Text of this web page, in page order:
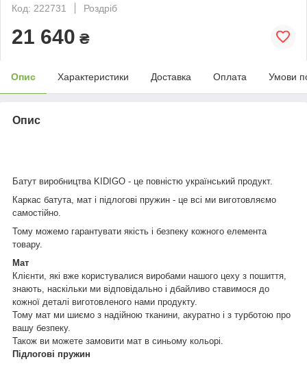
Код: 222731
Роздріб
21 640 ₴
Опис Характеристики Доставка Оплата Умови
Опис
Батут виробництва KIDIGO - це повністю український продукт.
Каркас батута, мат і підлогові пружин - це всі ми виготовляємо
самостійно.
Тому можемо гарантувати якість і безпеку кожного елемента
товару.
Мат
Клієнти, які вже користувалися виробами нашого цеху з пошиття,
знають, наскільки ми відповідально і дбайливо ставимося до
кожної деталі виготовленого нами продукту.
Тому мат ми шиємо з надійною тканини, акуратно і з турботою про
вашу безпеку.
Також ви можете замовити мат в синьому кольорі.
Підлогові пружин